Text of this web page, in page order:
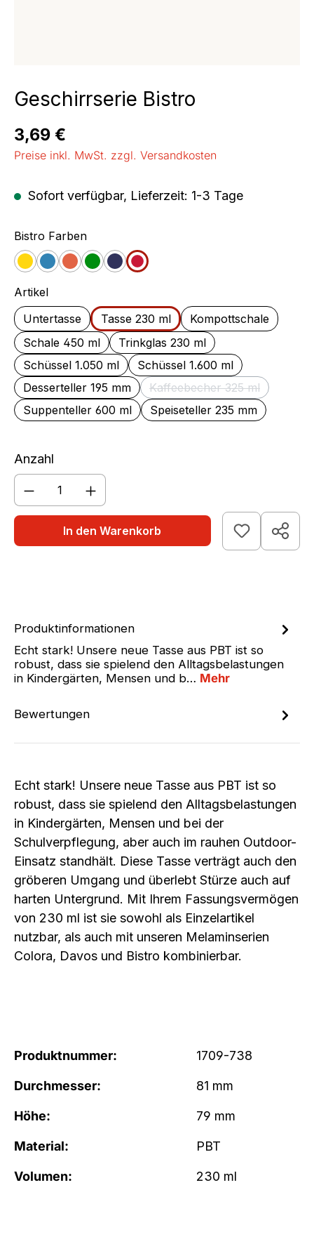
Geschirrserie Bistro
Regulärer Preis:
3,69 €
Preise inkl. MwSt. zzgl. Versandkosten
Sofort verfügbar, Lieferzeit: 1-3 Tage
Bistro Farbenauswählen
GelbBlauOrange
GrünJeansCherry
Artikelauswählen
Untertasse
Tasse 230 ml
Kompottschale
Schale 450 ml
Trinkglas 230 ml
Schüssel 1.050 ml
Schüssel 1.600 ml
Desserteller 195 mm
Kaffeebecher 325 ml
(Diese Option ist
Suppenteller 600 ml Speiseteller 235 mm
Anzahl
Produkt Anzahl: Gib den gewünschten
In den Warenkorb
Produktinformationen
Echt stark! Unsere neue Tasse aus PBT ist so
robust, dass sie spielend den Alltagsbelastungen
in Kindergärten, Mensen und b… Mehr
Bewertungen
Echt stark! Unsere neue Tasse aus PBT ist so
robust, dass sie spielend den Alltagsbelastungen
in Kindergärten, Mensen und bei der
Schulverpflegung, aber auch im rauhen Outdoor-
Einsatz standhält. Diese Tasse verträgt auch den
gröberen Umgang und überlebt Stürze auch auf
harten Untergrund. Mit Ihrem Fassungsvermögen
von 230 ml ist sie sowohl als Einzelartikel
nutzbar, als auch mit unseren Melaminserien
Colora, Davos und Bistro kombinierbar.
Produktnummer: 1709-738
Durchmesser: 81 mm
Höhe: 79 mm
Material: PBT
Volumen: 230 ml